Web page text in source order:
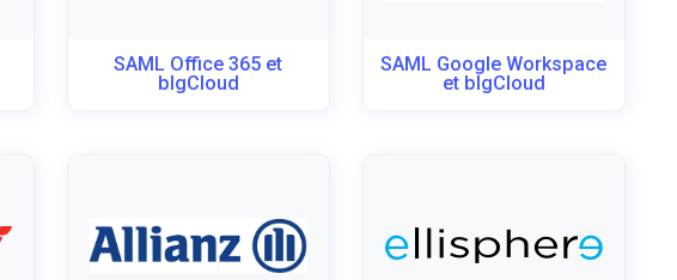
SAML Office 365 et
blgCloud
SAML Google Workspace
et blgCloud